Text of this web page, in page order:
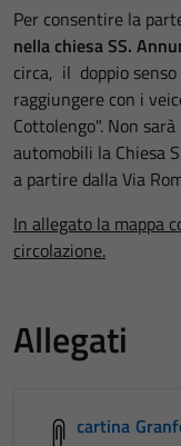
Per consentire la
nella chiesa SS.
circa, il doppio
raggiungere con i
Cottolengo". Non
automobili la Chiesa
a partire dalla Via
In allegato la mappa
circolazione.
Allegati
cartina